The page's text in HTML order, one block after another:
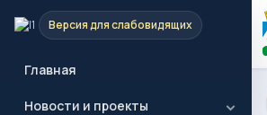
Версия для слабовидящих
Главная
Новости и проекты